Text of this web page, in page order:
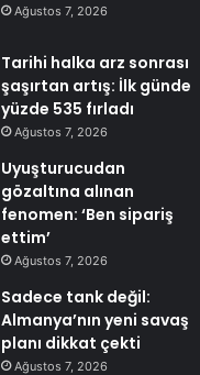
Ağustos 7, 2026
Tarihi halka arz sonrası
şaşırtan artış: İlk günde
yüzde 535 fırladı
Ağustos 7, 2026
Uyuşturucudan
gözaltına alınan
fenomen: ‘Ben sipariş
ettim’
Ağustos 7, 2026
Sadece tank değil:
Almanya’nın yeni savaş
planı dikkat çekti
Ağustos 7, 2026